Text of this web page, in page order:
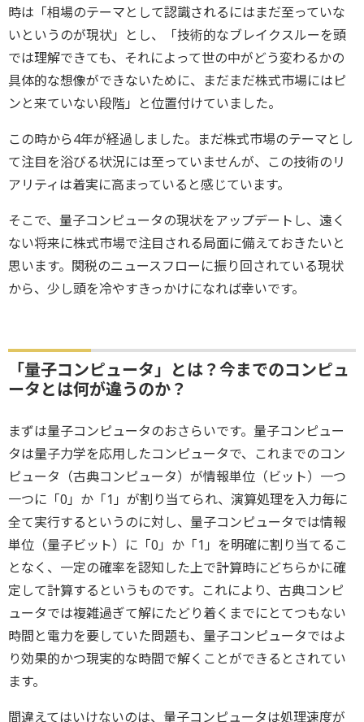
時は「相場のテーマとして認識されるにはまだ至っていな
いというのが現状」とし、「技術的なブレイクスルーを頭
では理解できても、それによって世の中がどう変わるかの
具体的な想像ができないために、まだまだ株式市場にはピ
ンと来ていない段階」と位置付けていました。
この時から4年が経過しました。まだ株式市場のテーマとし
て注目を浴びる状況には至っていませんが、この技術のリ
アリティは着実に高まっていると感じています。
そこで、量子コンピュータの現状をアップデートし、遠く
ない将来に株式市場で注目される局面に備えておきたいと
思います。関税のニュースフローに振り回されている現状
から、少し頭を冷やすきっかけになれば幸いです。
「量子コンピュータ」とは？今までのコンピュ
ータとは何が違うのか？
まずは量子コンピュータのおさらいです。量子コンピュー
タは量子力学を応用したコンピュータで、これまでのコン
ピュータ（古典コンピュータ）が情報単位（ビット）一つ
一つに「0」か「1」が割り当てられ、演算処理を入力毎に
全て実行するというのに対し、量子コンピュータでは情報
単位（量子ビット）に「0」か「1」を明確に割り当てるこ
となく、一定の確率を認知した上で計算時にどちらかに確
定して計算するというものです。これにより、古典コンピ
ュータでは複雑過ぎて解にたどり着くまでにとてつもない
時間と電力を要していた問題も、量子コンピュータではよ
り効果的かつ現実的な時間で解くことができるとされてい
ます。
間違えてはいけないのは、量子コンピュータは処理速度が